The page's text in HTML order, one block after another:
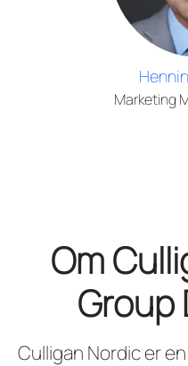
Marketing
Om
Group
Culligan Nordic er